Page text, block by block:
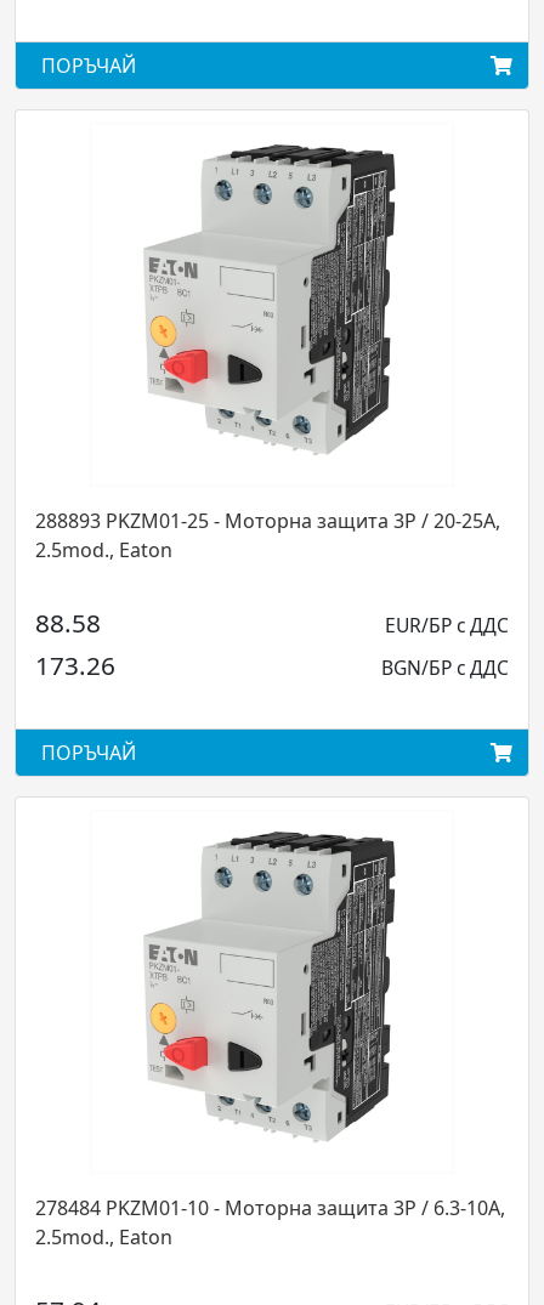
3P / 20-25A,
3P / 6.3-10A,
278485 PKZM01-12 - Моторна защита
57.82
113.08
278481 PKZM01-2,5 - Моторна